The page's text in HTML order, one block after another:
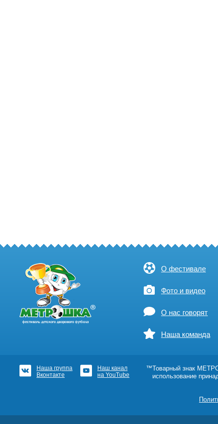
О фестивале
Фото и видео
О нас говорят
Наша команда
Наша группа
Вконтакте
Наш канал
на YouTube
™Товарный знак
использование